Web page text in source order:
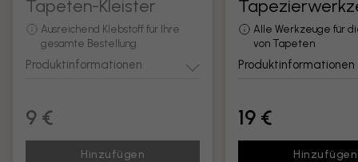
Tapeten-Kleister
Ausreichend Klebstoff für Ihre
gesamte Bestellung
Produktinformationen
9 €
Hinzufügen
Alle Werkzeuge für
von Tapeten
Produktinformationen
19 €
Hinzufügen